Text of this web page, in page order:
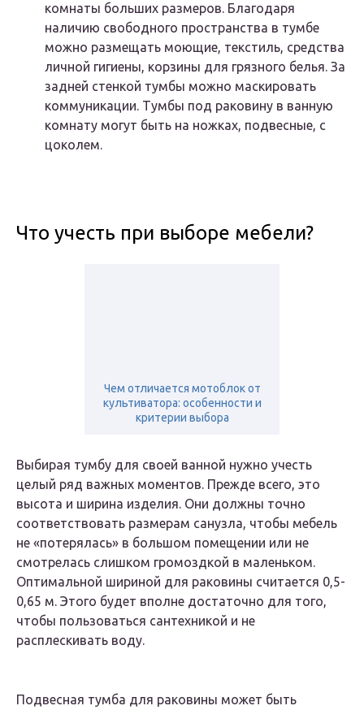
комнаты больших размеров. Благодаря
наличию свободного пространства в тумбе
можно размещать моющие, текстиль, средства
личной гигиены, корзины для грязного белья. За
задней стенкой тумбы можно маскировать
коммуникации. Тумбы под раковину в ванную
комнату могут быть на ножках, подвесные, с
цоколем.
Что учесть при выборе мебели?
Чем отличается мотоблок от
культиватора: особенности и
критерии выбора
Выбирая тумбу для своей ванной нужно учесть
целый ряд важных моментов. Прежде всего, это
высота и ширина изделия. Они должны точно
соответствовать размерам санузла, чтобы мебель
не «потерялась» в большом помещении или не
смотрелась слишком громоздкой в маленьком.
Оптимальной шириной для раковины считается 0,5-
0,65 м. Этого будет вполне достаточно для того,
чтобы пользоваться сантехникой и не
расплескивать воду.
Подвесная тумба для раковины может быть